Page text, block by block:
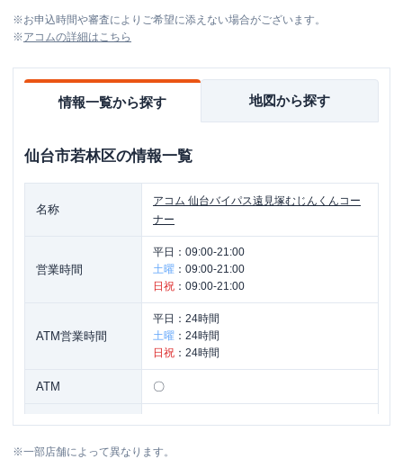
※お申込時間や審査によりご希望に添えない場合がございます。
※アコムの詳細はこちら
情報一覧から探す 地図から探す
仙台市若林区の情報一覧
名称
アコム 仙台バイパス遠見塚むじんくんコー
ナー
営業時間
平日： 09:00-21:00
土曜 ： 09:00-21:00
日祝 ： 09:00-21:00
ATM営業時間
平日： 24時間
土曜 ： 24時間
日祝 ： 24時間
ATM 〇
宮城県仙台市若林区古城３丁目１１９番
※一部店舗によって異なります。